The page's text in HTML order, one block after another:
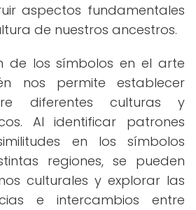
aspectos fundamentales
de nuestros ancestros.
de los símbolos en el arte
nos permite establecer
diferentes culturas y
Al identificar patrones
en los símbolos
regiones, se pueden
culturales y explorar las
e intercambios entre